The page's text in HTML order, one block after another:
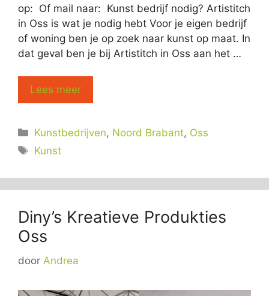
op: Of mail naar: Kunst bedrijf nodig? Artistitch
in Oss is wat je nodig hebt Voor je eigen bedrijf
of woning ben je op zoek naar kunst op maat. In
dat geval ben je bij Artistitch in Oss aan het …
Lees meer
Categorieën
Kunstbedrijven, Noord Brabant, Oss
Tags
Kunst
Diny’s Kreatieve Produkties
Oss
door Andrea